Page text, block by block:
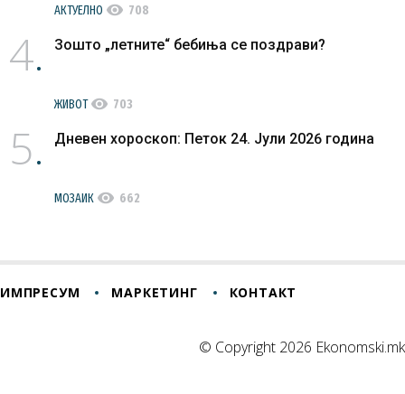
АКТУЕЛНО visibility 708
4 Зошто „летните“ бебиња се поздрави?
ЖИВОТvisibility 703
5 Дневен хороскоп: Петок 24. Јули 2026 година
МОЗАИК visibility 662
ИМПРЕСУМ МАРКЕТИНГ КОНТАКТ
© Copyright 2026 Ekonomski.mk